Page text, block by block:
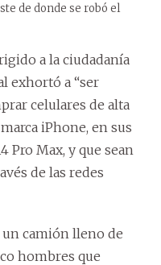
de donde se robó el
a la ciudadanía
exhortó a “ser
celulares de alta
iPhone, en sus
Pro Max, y que sean
de las redes
camión lleno de
hombres que